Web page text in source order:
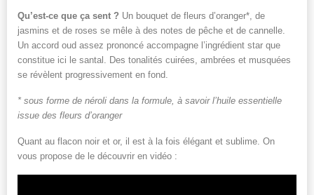
Qu’est-ce que ça sent ? Un bouquet de fleurs d’oranger*, de
jasmins et de roses se mêle à des notes de pêche et de cannelle.
Un accord oud assez prononcé accompagne l’ingrédient star que
constitue ici le santal. Des tonalités cuirées, ambrées et musquées
se révèlent progressivement en fond.
* sous forme de néroli dans la formule, à savoir l’huile essentielle
issue des fleurs d’oranger
Quant au flacon noir et or, il est à la fois élégant et sublime. On
vous propose de le découvrir en vidéo :